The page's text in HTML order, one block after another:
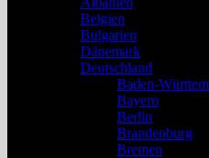
Belgien
Bulgarien
Dänemark
Deutschland
Baden-
Bayern
Berlin
Brandenburg
Bremen